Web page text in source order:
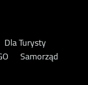
Dla Turysty
Samorząd